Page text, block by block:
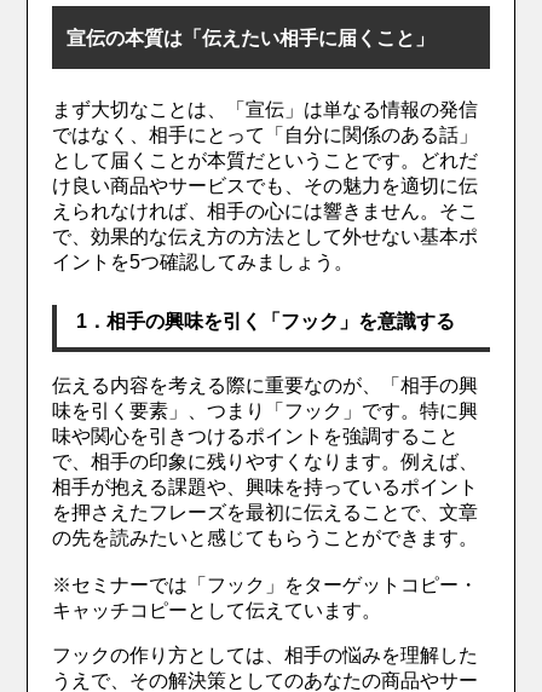
宣伝の本質は「伝えたい相手に届くこと」
まず大切なことは、「宣伝」は単なる情報の発信
ではなく、相手にとって「自分に関係のある話」
として届くことが本質だということです。どれだ
け良い商品やサービスでも、その魅力を適切に伝
えられなければ、相手の心には響きません。そこ
で、効果的な伝え方の方法として外せない基本ポ
イントを5つ確認してみましょう。
1．相手の興味を引く「フック」を意識する
伝える内容を考える際に重要なのが、「相手の興
味を引く要素」、つまり「フック」です。特に興
味や関心を引きつけるポイントを強調すること
で、相手の印象に残りやすくなります。例えば、
相手が抱える課題や、興味を持っているポイント
を押さえたフレーズを最初に伝えることで、文章
の先を読みたいと感じてもらうことができます。
※セミナーでは「フック」をターゲットコピー・
キャッチコピーとして伝えています。
フックの作り方としては、相手の悩みを理解した
うえで、その解決策としてのあなたの商品やサー